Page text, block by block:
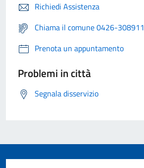
Richiedi Assistenza
Chiama il comune 0426-308911
Prenota un appuntamento
Problemi in città
Segnala disservizio